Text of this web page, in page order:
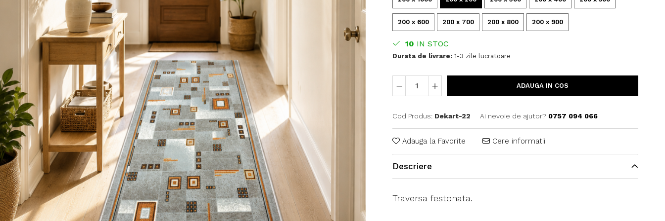
200 x 600 200 x 700 200 x 800 200 x 900
10 IN STOC
Durata de livrare:1-3 zile lucratoare
ADAUGA IN COS
Cod Produs: Dekart-22 Ai nevoie de ajutor? 0757 094 066
Adauga la Favorite Cere informatii
Descriere
Traversa festonata.